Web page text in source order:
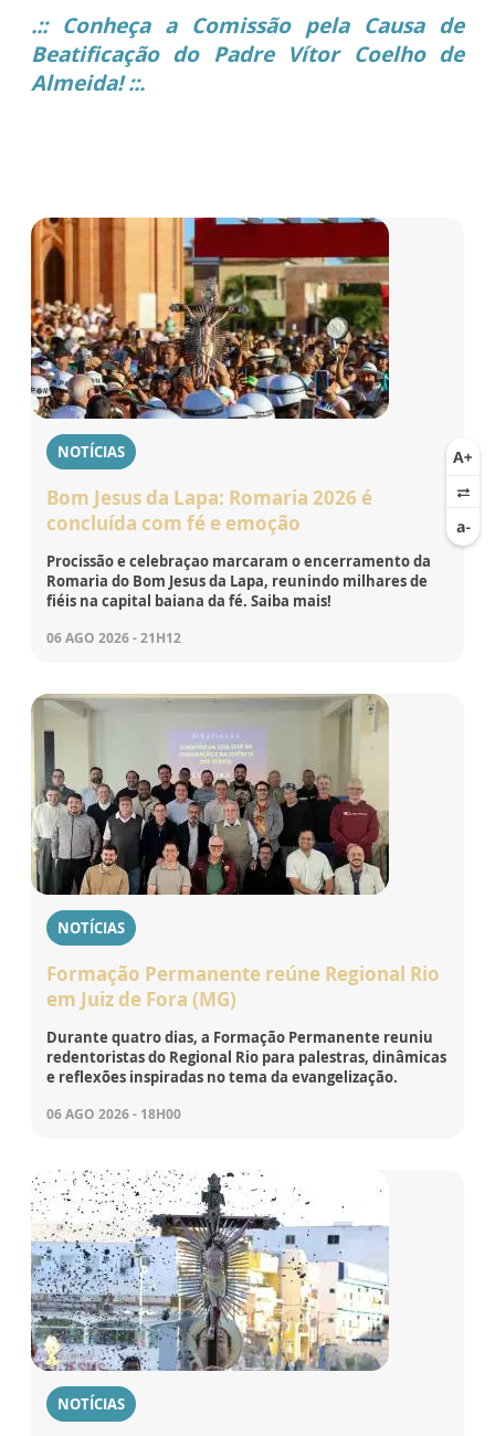
.:: Conheça a Comissão pela Causa de
Beatificação do Padre Vítor Coelho de
Almeida! ::.
NOTÍCIAS
Bom Jesus da Lapa: Romaria 2026 é
concluída com fé e emoção
Procissão e celebraçao marcaram o encerramento da
Romaria do Bom Jesus da Lapa, reunindo milhares de
fiéis na capital baiana da fé. Saiba mais!
06 AGO 2026 - 21H12
NOTÍCIAS
Formação Permanente reúne Regional Rio
em Juiz de Fora (MG)
Durante quatro dias, a Formação Permanente reuniu
redentoristas do Regional Rio para palestras, dinâmicas
e reflexões inspiradas no tema da evangelização.
06 AGO 2026 - 18H00
NOTÍCIAS